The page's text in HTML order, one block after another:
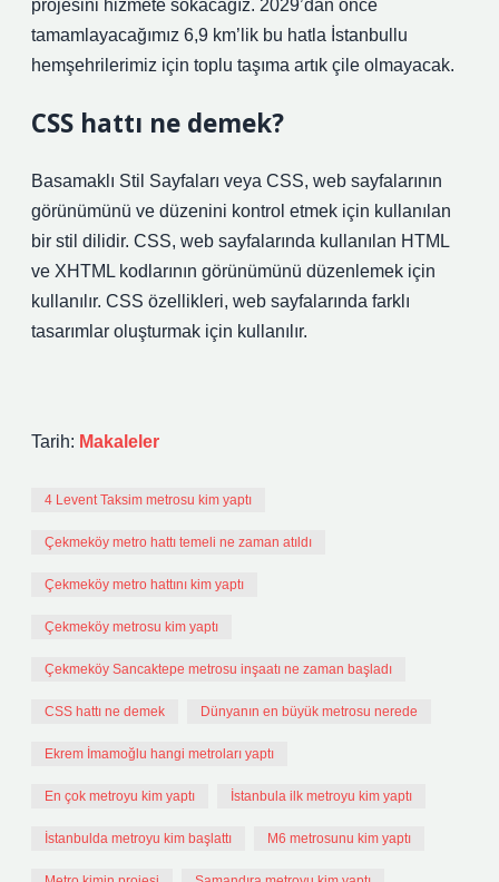
projesini hizmete sokacağız. 2029’dan önce
tamamlayacağımız 6,9 km’lik bu hatla İstanbullu
hemşehrilerimiz için toplu taşıma artık çile olmayacak.
CSS hattı ne demek?
Basamaklı Stil Sayfaları veya CSS, web sayfalarının
görünümünü ve düzenini kontrol etmek için kullanılan
bir stil dilidir. CSS, web sayfalarında kullanılan HTML
ve XHTML kodlarının görünümünü düzenlemek için
kullanılır. CSS özellikleri, web sayfalarında farklı
tasarımlar oluşturmak için kullanılır.
Tarih: Makaleler
4 Levent Taksim metrosu kim yaptı
Çekmeköy metro hattı temeli ne zaman atıldı
Çekmeköy metro hattını kim yaptı
Çekmeköy metrosu kim yaptı
Çekmeköy Sancaktepe metrosu inşaatı ne zaman başladı
CSS hattı ne demek Dünyanın en büyük metrosu nerede
Ekrem İmamoğlu hangi metroları yaptı
En çok metroyu kim yaptı İstanbula ilk metroyu kim yaptı
İstanbulda metroyu kim başlattı M6 metrosunu kim yaptı